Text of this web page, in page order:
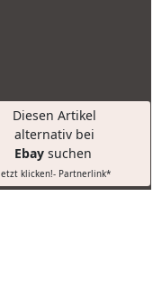
Diesen Artikel
alternativ bei
Ebay suchen
Jetzt klicken!- Partnerlink*